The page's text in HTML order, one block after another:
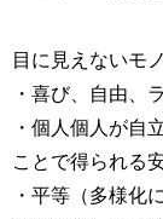
目に見えないモ
・喜び、自由、
・個人個人が自
ことで得られる
・平等（多様化